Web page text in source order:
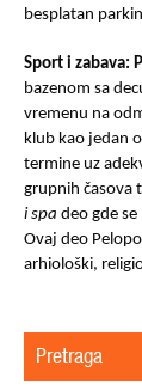
besplatan
Sport i zabava:
bazenom sa
vremenu na
klub kao jedan
termine uz
grupnih časova
i spa deo gde
Ovaj deo
arhiološki,
Pretraga